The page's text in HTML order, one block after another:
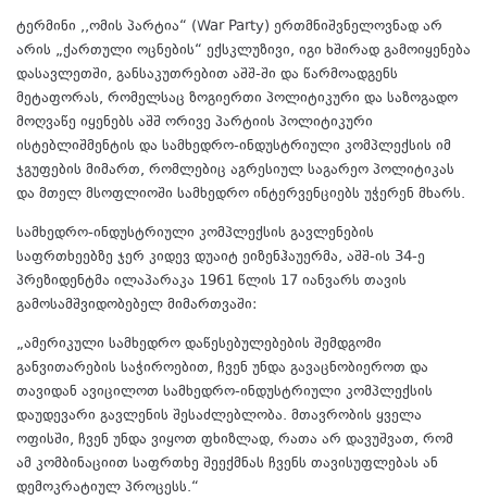
ტერმინი ,,ომის პარტია“ (War Party) ერთმნიშვნელოვნად არ
არის „ქართული ოცნების“ ექსკლუზივი, იგი ხშირად გამოიყენება
დასავლეთში, განსაკუთრებით აშშ-ში და წარმოადგენს
მეტაფორას, რომელსაც ზოგიერთი პოლიტიკური და საზოგადო
მოღვაწე იყენებს აშშ ორივე პარტიის პოლიტიკური
ისტებლიშმენტის და სამხედრო-ინდუსტრიული კომპლექსის იმ
ჯგუფების მიმართ, რომლებიც აგრესიულ საგარეო პოლიტიკას
და მთელ მსოფლიოში სამხედრო ინტერვენციებს უჭერენ მხარს.
სამხედრო-ინდუსტრიული კომპლექსის გავლენების
საფრთხეებზე ჯერ კიდევ დუაიტ ეიზენჰაუერმა, აშშ-ის 34-ე
პრეზიდენტმა ილაპარაკა 1961 წლის 17 იანვარს თავის
გამოსამშვიდობებელ მიმართვაში:
„ამერიკული სამხედრო დაწესებულებების შემდგომი
განვითარების საჭიროებით, ჩვენ უნდა გავაცნობიეროთ და
თავიდან ავიცილოთ სამხედრო-ინდუსტრიული კომპლექსის
დაუდევარი გავლენის შესაძლებლობა. მთავრობის ყველა
ოფისში, ჩვენ უნდა ვიყოთ ფხიზლად, რათა არ დავუშვათ, რომ
ამ კომბინაციით საფრთხე შეექმნას ჩვენს თავისუფლებას ან
დემოკრატიულ პროცესს.“